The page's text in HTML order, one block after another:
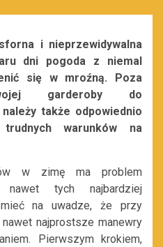
i nieprzewidywalna
dni pogoda z niemal
się w mroźną. Poza
garderoby do
także odpowiednio
warunków na
w zimę ma problem
nawet tych najbardziej
mieć na uwadze, że przy
najprostsze manewry
Pierwszym krokiem,